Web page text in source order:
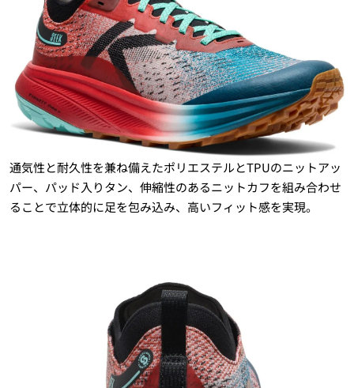
通気性と耐久性を兼ね備えたポリエステルとTPUのニットアッ
パー、パッド入りタン、伸縮性のあるニットカフを組み合わせ
ることで立体的に足を包み込み、高いフィット感を実現。